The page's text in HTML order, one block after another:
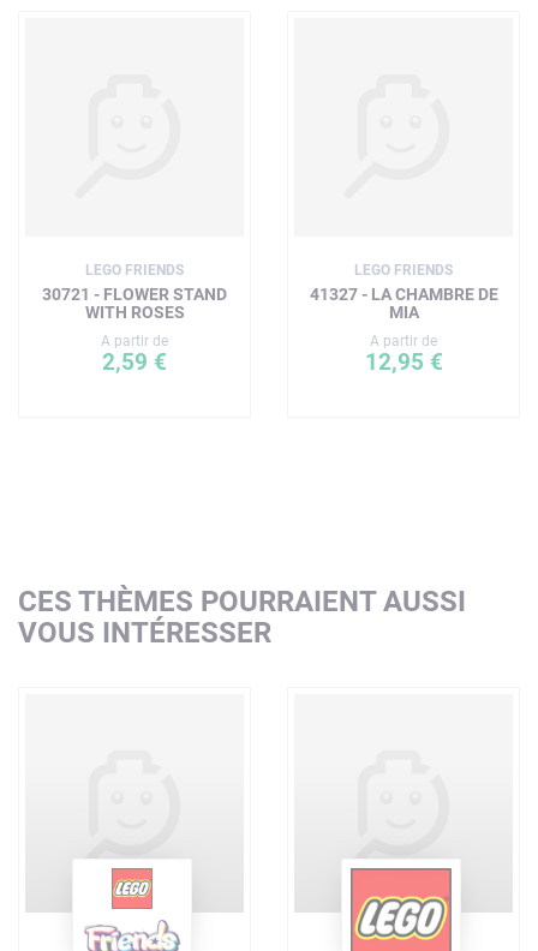
LEGO FRIENDS
30721 - FLOWER STAND
WITH ROSES
A partir de
2,59 €
LEGO FRIENDS
41327 - LA CHAMBRE DE
MIA
A partir de
12,95 €
CES THÈMES POURRAIENT AUSSI
VOUS INTÉRESSER